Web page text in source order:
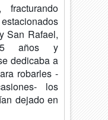
San Rafael,
años y
dedicaba a
robarles -
los
dejado en